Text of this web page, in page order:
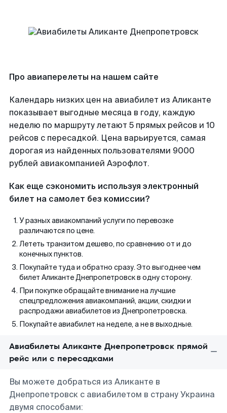
Про авиаперелеты на нашем сайте
Календарь низких цен на авиабилет из Аликанте
показывает выгодные месяца в году, каждую
неделю по маршруту летают 5 прямых рейсов и 10
рейсов с пересадкой. Цена варьируется, самая
дорогая из найденных пользователями 9000
рублей авиакомпанией Аэрофлот.
Как еще сэкономить используя электронный
билет на самолет без комиссии?
У разных авиакомпаний услуги по перевозке
различаются по цене.
Лететь транзитом дешево, по сравнению от и до
конечных пунктов.
Покупайте туда и обратно сразу. Это выгоднее чем
билет Аликанте Днепропетровск в одну сторону.
При покупке обращайте внимание на лучшие
спецпредложения авиакомпаний, акции, скидки и
распродажи авиабилетов из Днепропетровска.
Покупайте авиабилет на неделе, а не в выходные.
Авиабилеты Аликанте Днепропетровск прямой
рейс или с пересадками
Вы можете добраться из Аликанте в
Днепропетровск с авиабилетом в страну Украина
двумя способами: